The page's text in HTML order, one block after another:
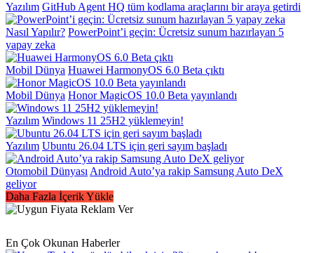
Yazılım GitHub Agent HQ tüm kodlama araçlarını bir araya getirdi
Nasıl Yapılır? PowerPoint’i geçin: Ücretsiz sunum hazırlayan 5
yapay zeka
Mobil Dünya Huawei HarmonyOS 6.0 Beta çıktı
Mobil Dünya Honor MagicOS 10.0 Beta yayınlandı
Yazılım Windows 11 25H2 yüklemeyin!
Yazılım Ubuntu 26.04 LTS için geri sayım başladı
Otomobil Dünyası Android Auto’ya rakip Samsung Auto DeX
geliyor
Daha Fazla İçerik Yükle
En Çok Okunan Haberler